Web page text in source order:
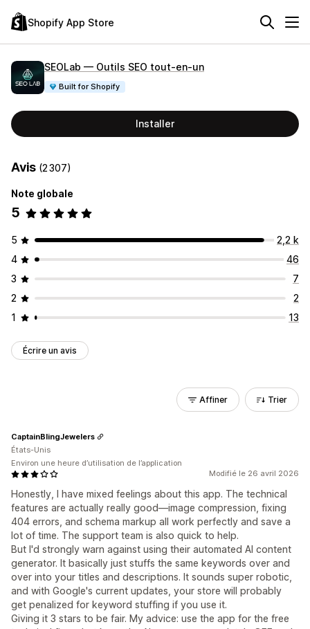
Shopify App Store
SEOLab — Outils SEO tout‑en‑un
Built for Shopify
Installer
Avis (2 307)
Note globale
5
5
2,2 k
4
46
3
7
2
2
1
13
Écrire un avis
Affiner Trier
Modifié le 26 avril 2026
Honestly, I have mixed feelings about this app. The technical
features are actually really good—image compression, fixing
404 errors, and schema markup all work perfectly and save a
lot of time. The support team is also quick to help.
But I'd strongly warn against using their automated AI content
generator. It basically just stuffs the same keywords over and
over into your titles and descriptions. It sounds super robotic,
and with Google's current updates, your store will probably
get penalized for keyword stuffing if you use it.
Giving it 3 stars to be fair. My advice: use the app for the free
CaptainBlingJewelers
États-Unis
Environ une heure d’utilisation de l’application